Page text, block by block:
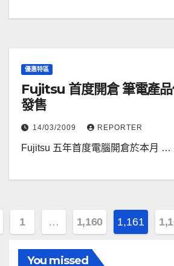
優惠特區
Fujitsu 首度開倉 筆電產
發售
14/03/2009 REPORTER
Fujitsu 五年首度電腦開倉於本月 …
1 … 1,160 1,161
You missed